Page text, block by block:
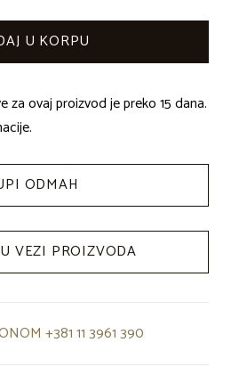
za ovaj proizvod je preko 15 dana.
ODMAH
VEZI PROIZVODA
+381 11 3961 390